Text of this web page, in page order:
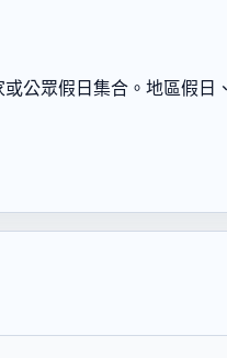
公眾假日集合。地區假日